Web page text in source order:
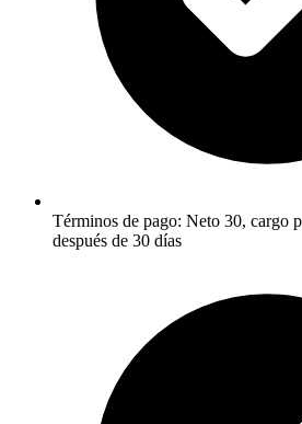
Términos de pago: Neto 30, cargo
después de 30 días